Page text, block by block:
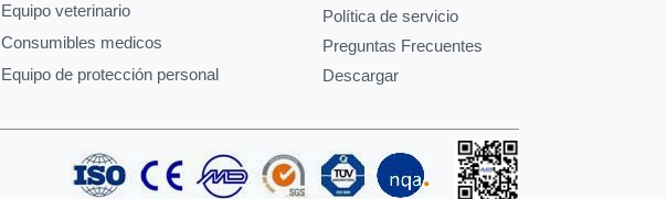
Equipo veterinario
Consumibles medicos
Equipo de protección personal
Política de servicio
Preguntas Frecuentes
Descargar